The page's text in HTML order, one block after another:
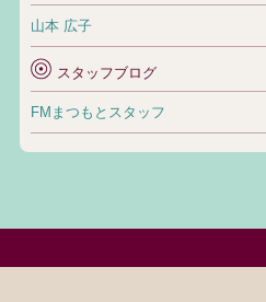
山本 広子
スタッフブログ
FMまつもとスタッフ